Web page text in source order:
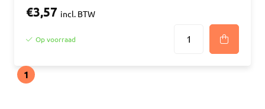
€3,57 incl. BTW
Op voorraad
1